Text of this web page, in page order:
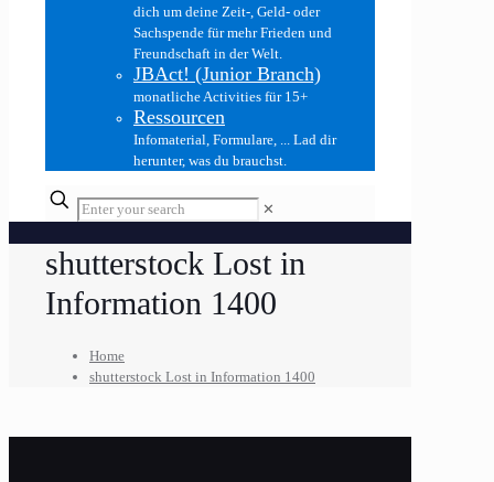
dich um deine Zeit-, Geld- oder
Sachspende für mehr Frieden und
Freundschaft in der Welt.
JBAct! (Junior Branch)
monatliche Activities für 15+
Ressourcen
Infomaterial, Formulare, ... Lad dir
herunter, was du brauchst.
✕
shutterstock Lost in
Information 1400
Home
shutterstock Lost in Information 1400